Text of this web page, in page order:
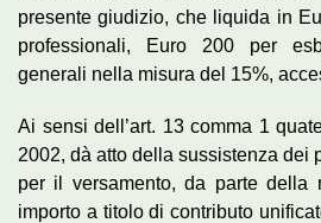
presente giudizio, che liquida in
professionali, Euro 200 per
generali nella misura del 15%,
Ai sensi dell’art. 13 comma 1
2002, dà atto della sussistenza dei
per il versamento, da parte della
importo a titolo di contributo